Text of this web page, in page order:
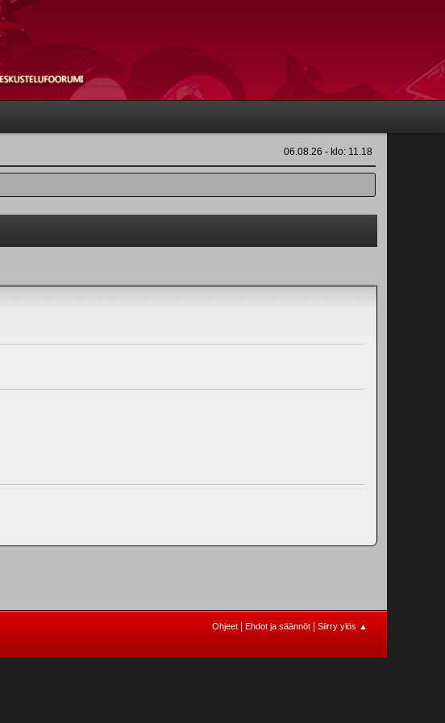
06.08.26 - klo: 11.18
Ohjeet Ehdot ja säännöt Siirry ylös ▲